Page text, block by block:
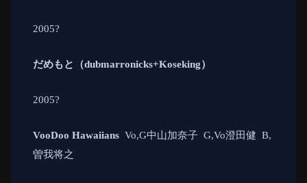
2005?
だめもと（dubmarronicks+Koseking）
2005?
VooDoo Hawaiians Vo,G中山加奈子 G,Vo澄田健 B,
曽我将之